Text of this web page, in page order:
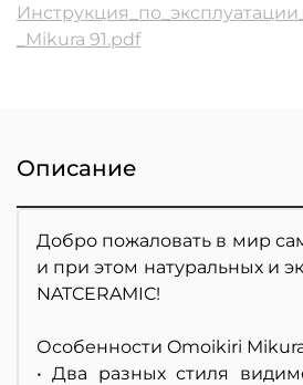
_Mikura 91.pdf
Описание
Добро пожаловать в мир
и при этом натуральных и
NATCERAMIC!
Особенности Omoikiri Mikura
• Два разных стиля